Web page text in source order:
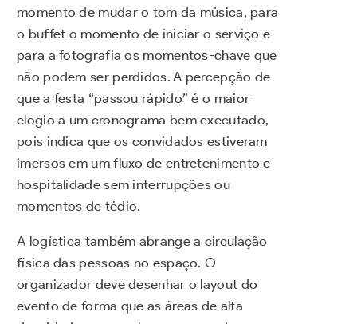
momento de mudar o tom da música, para
o buffet o momento de iniciar o serviço e
para a fotografia os momentos-chave que
não podem ser perdidos. A percepção de
que a festa “passou rápido” é o maior
elogio a um cronograma bem executado,
pois indica que os convidados estiveram
imersos em um fluxo de entretenimento e
hospitalidade sem interrupções ou
momentos de tédio.
A logística também abrange a circulação
física das pessoas no espaço. O
organizador deve desenhar o layout do
evento de forma que as áreas de alta